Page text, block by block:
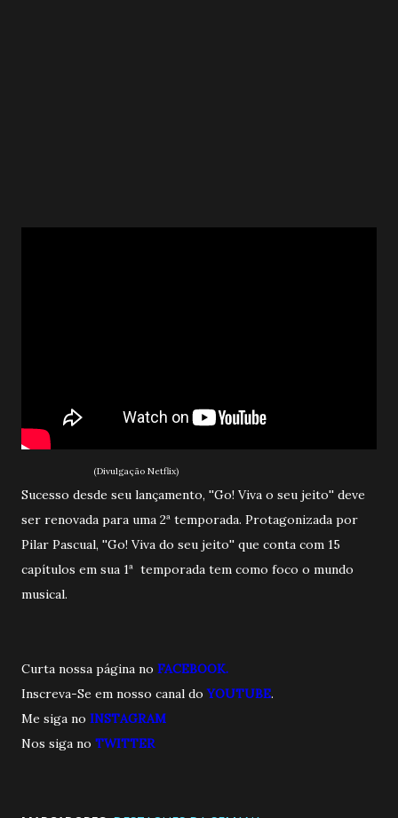
(Divulgação Netflix)
Sucesso desde seu lançamento, ''Go! Viva o seu jeito'' deve
ser renovada para uma 2ª temporada. Protagonizada por
Pilar Pascual, ''Go! Viva do seu jeito'' que conta com 15
capítulos em sua 1ª temporada tem como foco o mundo
musical.
Curta nossa página no FACEBOOK.
Inscreva-Se em nosso canal do YOUTUBE.
Me siga no INSTAGRAM
Nos siga no TWITTER